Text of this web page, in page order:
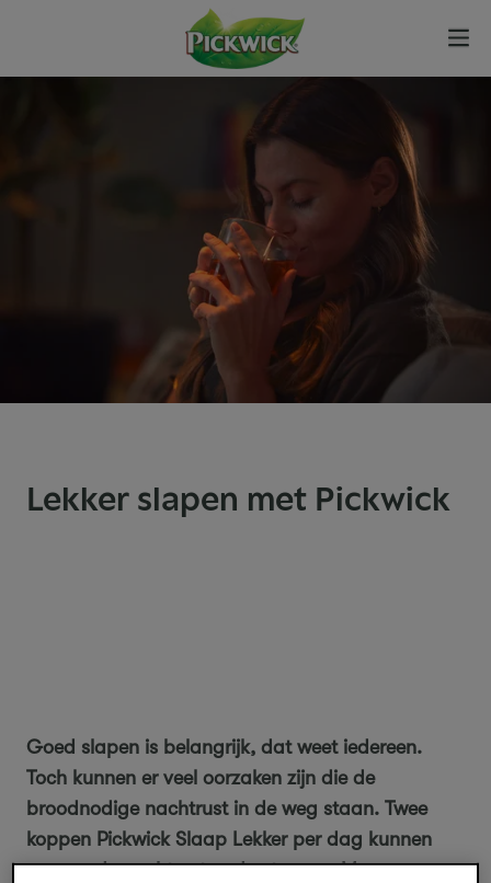
Lekker slapen met Pickwick
Goed slapen is belangrijk, dat weet iedereen.
Toch kunnen er veel oorzaken zijn die de
broodnodige nachtrust in de weg staan. Twee
koppen Pickwick Slaap Lekker per dag kunnen
een goede nachtrust ondersteunen. Meer